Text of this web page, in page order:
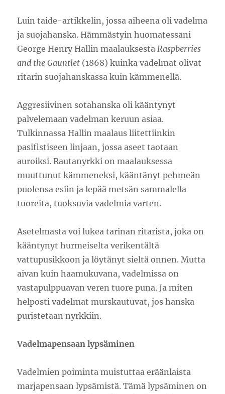
Luin taide-artikkelin, jossa aiheena oli vadelma
ja suojahanska. Hämmästyin huomatessani
George Henry Hallin maalauksesta Raspberries
and the Gauntlet (1868) kuinka vadelmat olivat
ritarin suojahanskassa kuin kämmenellä.
Aggresiivinen sotahanska oli kääntynyt
palvelemaan vadelman keruun asiaa.
Tulkinnassa Hallin maalaus liitettiinkin
pasifistiseen linjaan, jossa aseet taotaan
auroiksi. Rautanyrkki on maalauksessa
muuttunut kämmeneksi, kääntänyt pehmeän
puolensa esiin ja lepää metsän sammalella
tuoreita, tuoksuvia vadelmia varten.
Asetelmasta voi lukea tarinan ritarista, joka on
kääntynyt hurmeiselta verikentältä
vattupusikkoon ja löytänyt sieltä onnen. Mutta
aivan kuin haamukuvana, vadelmissa on
vastapulppuavan veren tuore puna. Ja miten
helposti vadelmat murskautuvat, jos hanska
puristetaan nyrkkiin.
Vadelmapensaan lypsäminen
Vadelmien poiminta muistuttaa eräänlaista
marjapensaan lypsämistä. Tämä lypsäminen on